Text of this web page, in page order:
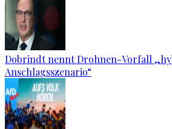
Dobrindt nennt Drohnen-Vorfall
Anschlagsszenario“